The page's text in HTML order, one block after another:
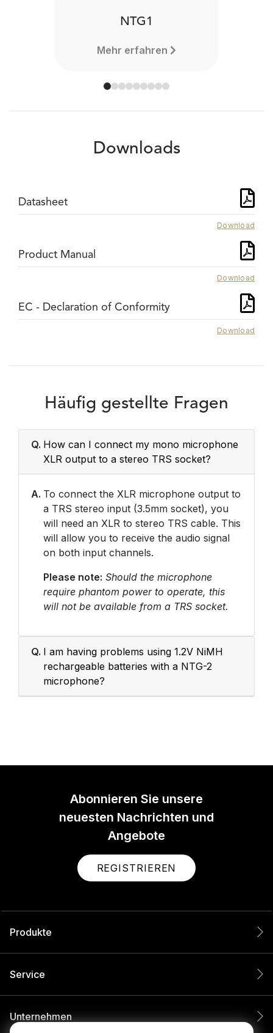
NTG1
Mehr erfahren
Downloads
Datasheet
Download
Product Manual
Download
EC - Declaration of Conformity
Download
Häufig gestellte Fragen
Q. How can I connect my mono microphone
XLR output to a stereo TRS socket?
A. To connect the XLR microphone output to
a TRS stereo input (3.5mm socket), you
will need an XLR to stereo TRS cable. This
will allow you to receive the audio signal
on both input channels.
Please note: Should the microphone
require phantom power to operate, this
will not be available from a TRS socket.
Q. I am having problems using 1.2V NiMH
rechargeable batteries with a NTG-2
microphone?
Abonnieren Sie unsere
neuesten Nachrichten und
Angebote
REGISTRIEREN
Produkte
Service
Unternehmen